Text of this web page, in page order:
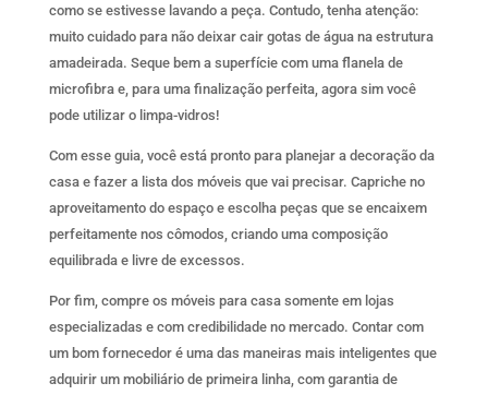
como se estivesse lavando a peça. Contudo, tenha atenção:
muito cuidado para não deixar cair gotas de água na estrutura
amadeirada. Seque bem a superfície com uma flanela de
microfibra e, para uma finalização perfeita, agora sim você
pode utilizar o limpa-vidros!
Com esse guia, você está pronto para planejar a decoração da
casa e fazer a lista dos móveis que vai precisar. Capriche no
aproveitamento do espaço e escolha peças que se encaixem
perfeitamente nos cômodos, criando uma composição
equilibrada e livre de excessos.
Por fim, compre os móveis para casa somente em lojas
especializadas e com credibilidade no mercado. Contar com
um bom fornecedor é uma das maneiras mais inteligentes que
adquirir um mobiliário de primeira linha, com garantia de